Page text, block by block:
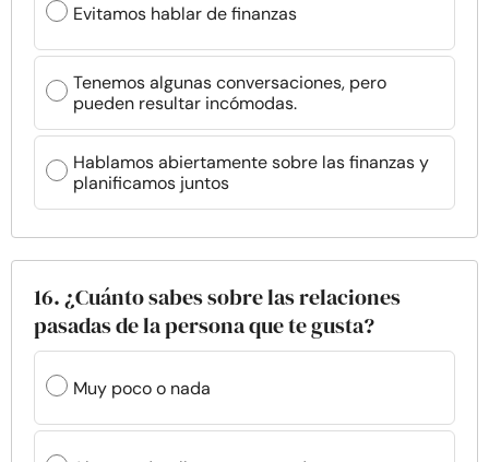
Evitamos hablar de finanzas
Tenemos algunas conversaciones, pero
pueden resultar incómodas.
Hablamos abiertamente sobre las finanzas y
planificamos juntos
16. ¿Cuánto sabes sobre las relaciones
pasadas de la persona que te gusta?
Muy poco o nada